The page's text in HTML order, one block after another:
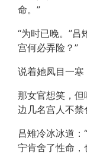
命。”
“为时已晚。”吕
宫何必弄险？”
说着她凤目一寒
那女官想笑，但
边几名宫人不禁
吕雉冷冰冰道
宁肯舍了性命，